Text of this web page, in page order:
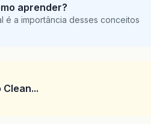
aprender?
é a importância desses conceitos